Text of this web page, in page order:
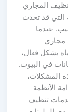
المجاري
التي قد تحدث
عندما
مجاري
بشكل فعال،
في البيوت.
المشكلات،
الأنظمة
تنظيف